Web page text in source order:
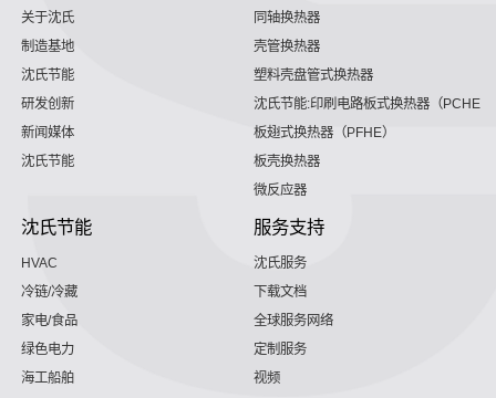
关于沈氏
制造基地
沈氏节能
研发创新
新闻媒体
沈氏节能
同轴换热器
壳管换热器
塑料壳盘管式换热器
沈氏节能:印刷电路板式换热器（PCHE）
板翅式换热器（PFHE）
板壳换热器
微反应器
沈氏节能
HVAC
冷链/冷藏
家电/食品
绿色电力
海工船舶
服务支持
沈氏服务
下载文档
全球服务网络
定制服务
视频